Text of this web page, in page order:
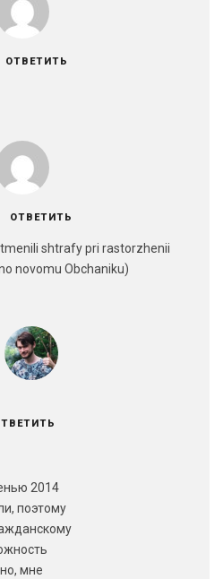
ОТВЕТИТЬ
ОТВЕТИТЬ
shtrafy pri rastorzhenii
novomu Obchaniku)
2014
поэтому
мне